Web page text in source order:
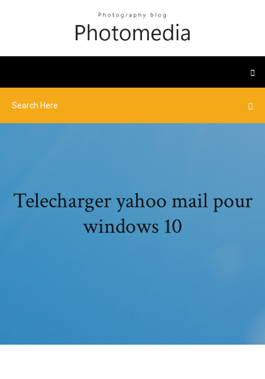
Telecharger yahoo mail pour
windows 10